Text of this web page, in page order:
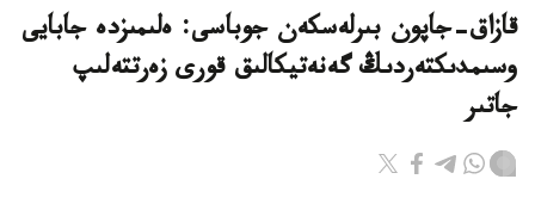
قازاق-جاپون بىرلەسكەن جوباسى: ەلىمىزدە جابايى
وسىمدىكتەردىڭ گەنەتيكالىق قورى زەرتتەلىپ
جاتىر